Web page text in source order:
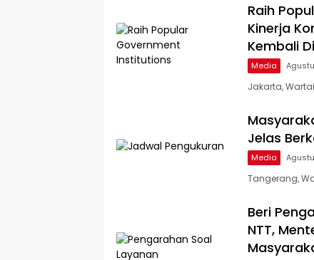
Raih
Kinerja
Kembali
Media
Jakarta,
Jelas
Media
Tangerang,
Beri
NTT,